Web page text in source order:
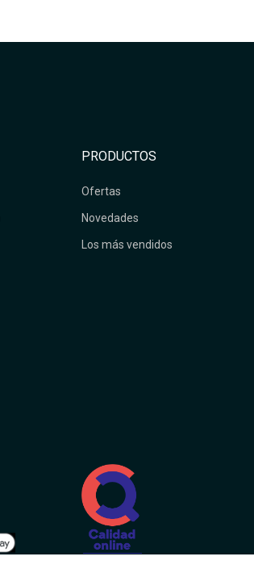
PRODUCTOS
Ofertas
Novedades
Los más vendidos